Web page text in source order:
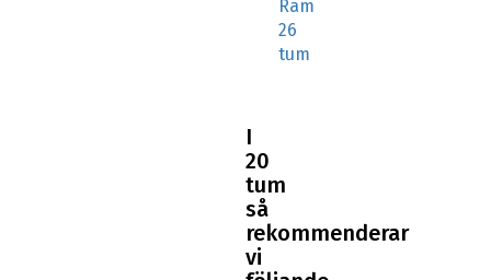
Ram
26
tum
I
20
tum
så
rekommenderar
vi